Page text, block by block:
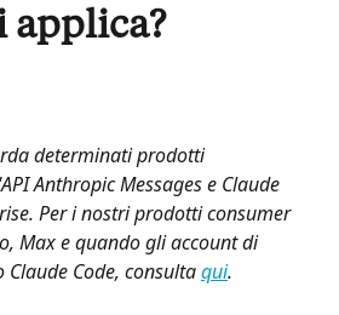
applica?
determinati prodotti
Anthropic Messages e Claude
Per i nostri prodotti consumer
Max e quando gli account di
Code, consulta qui.